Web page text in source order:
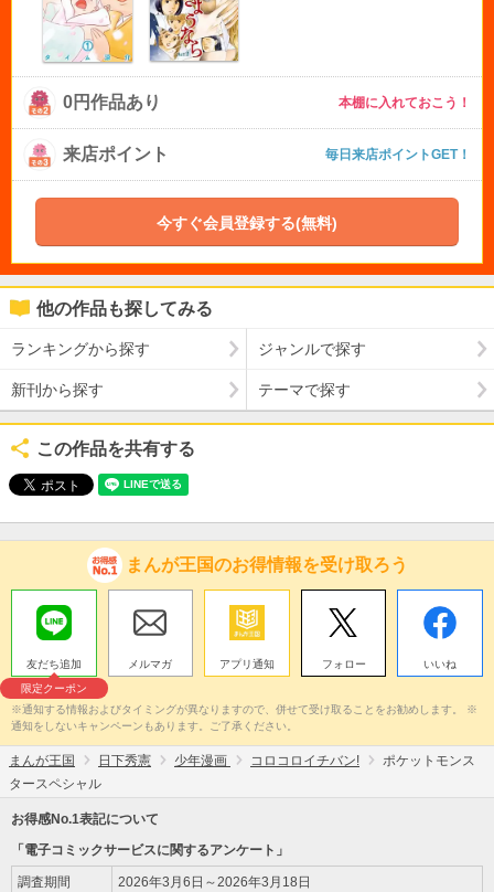
0円作品あり 本棚に入れておこう！
来店ポイント 毎日来店ポイントGET！
今すぐ会員登録する(無料)
他の作品も探してみる
ランキングから探す ジャンルで探す
新刊から探す テーマで探す
この作品を共有する
まんが王国のお得情報を受け取ろう
友だち追加
限定クーポン
メルマガ アプリ通知 フォロー いいね
※通知する情報およびタイミングが異なりますので、併せて受け取ることをお勧めします。 ※
通知をしないキャンペーンもあります。ご了承ください。
まんが王国 日下秀憲 少年漫画 コロコロイチバン!
ポケットモンス
タースペシャル
お得感No.1表記について
「電子コミックサービスに関するアンケート」
調査期間 2026年3月6日～2026年3月18日